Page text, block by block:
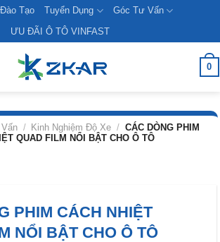
Đào Tạo Tuyển Dụng
Góc Tư Vấn
ƯU ĐÃI Ô TÔ VINFAST
0
/ Kinh Nghiệm Độ Xe / CÁC DÒNG PHIM
QUAD FILM NỔI BẬT CHO Ô TÔ
PHIM CÁCH NHIỆT
NỔI BẬT CHO Ô TÔ